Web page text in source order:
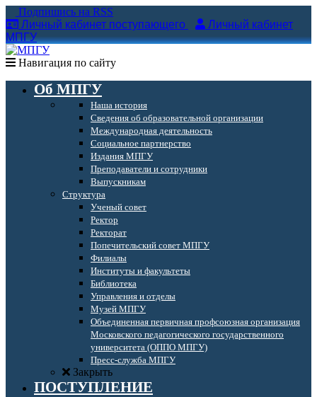
Подпишись на RSS
Личный кабинет поступающего
Личный кабинет
МПГУ
Навигация по сайту
Об МПГУ
Наша история
Сведения об образовательной организации
Международная деятельность
Социальное партнерство
Издания МПГУ
Преподаватели и сотрудники
Выпускникам
Структура
Ученый совет
Ректор
Ректорат
Попечительский совет МПГУ
Филиалы
Институты и факультеты
Библиотека
Управления и отделы
Музей МПГУ
Объединенная первичная профсоюзная организация
Московского педагогического государственного
университета (ОППО МПГУ)
Пресс-служба МПГУ
Закрыть
ПОСТУПЛЕНИЕ